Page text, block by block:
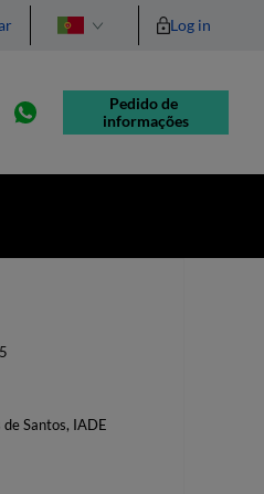
English
Log in
Pedido de
informações
Santos, IADE